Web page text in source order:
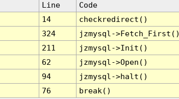
Line
Code
14
checkredirect()
324
jzmysql-
211
jzmysql->Init()
62
jzmysql->Open()
94
jzmysql->halt()
76 break()